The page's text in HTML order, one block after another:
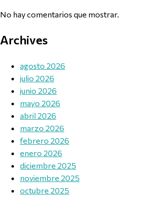
No hay comentarios que mostrar.
Archives
agosto 2026
julio 2026
junio 2026
mayo 2026
abril 2026
marzo 2026
febrero 2026
enero 2026
diciembre 2025
noviembre 2025
octubre 2025